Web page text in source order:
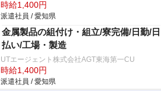
時給1,400円
派遣社員 / 愛知県
金属製品の組付け・組立/寮完備/日勤/日
払い/工場・製造
UTエージェント株式会社AGT東海第一CU
時給1,400円
派遣社員 / 愛知県